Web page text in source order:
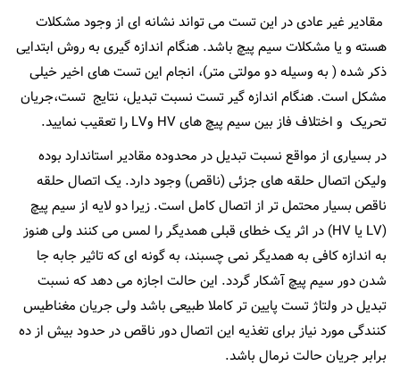
مقادیر غیر عادی در این تست می تواند نشانه ای از وجود مشکلات
هسته و یا مشکلات سیم پیچ باشد. هنگام اندازه گیری به روش ابتدایی
ذکر شده ( به وسیله دو مولتی متر)، انجام این تست های اخیر خیلی
مشکل است. هنگام اندازه گیر تست نسبت تبدیل، نتایج تست،جریان
تحریک و اختلاف فاز بین سیم پیچ های HV وLV را تعقیب نمایید.
در بسیاری از مواقع نسبت تبدیل در محدوده مقادیر استاندارد بوده
ولیکن اتصال حلقه های جزئی (ناقص) وجود دارد. یک اتصال حلقه
ناقص بسیار محتمل تر از اتصال کامل است. زیرا دو لایه از سیم پیچ
(LV یا HV) در اثر یک خطای قبلی همدیگر را لمس می کنند ولی هنوز
به اندازه کافی به همدیگر نمی چسبند، به گونه ای که تاثیر جابه جا
شدن دور سیم پیچ آشکار گردد. این حالت اجازه می دهد که نسبت
تبدیل در ولتاژ تست پایین تر کاملا طبیعی باشد ولی جریان مغناطیس
کنندگی مورد نیاز برای تغذیه این اتصال دور ناقص در حدود بیش از ده
برابر جریان حالت نرمال باشد.